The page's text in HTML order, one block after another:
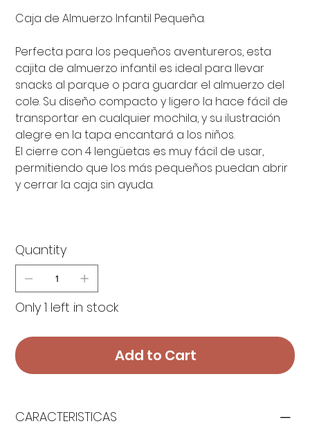
Caja de Almuerzo Infantil Pequeña.
Perfecta para los pequeños aventureros, esta
cajita de almuerzo infantil es ideal para llevar
snacks al parque o para guardar el almuerzo del
cole. Su diseño compacto y ligero la hace fácil de
transportar en cualquier mochila, y su ilustración
alegre en la tapa encantará a los niños.
El cierre con 4 lengüetas es muy fácil de usar,
permitiendo que los más pequeños puedan abrir
y cerrar la caja sin ayuda.
Quantity
Only 1 left in stock
Add to Cart
CARACTERISTICAS